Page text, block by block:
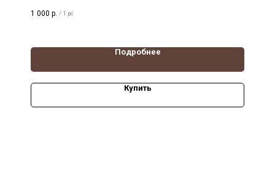
1 000 р. / 1 pc
Подробнее
Купить